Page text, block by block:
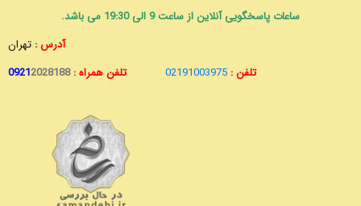
ساعات پاسخگویی آنلاین از ساعت 9 الی 19:30 می باشد.
آدرس : تهران
تلفن : 02191003975 تلفن همراه : 09212028188